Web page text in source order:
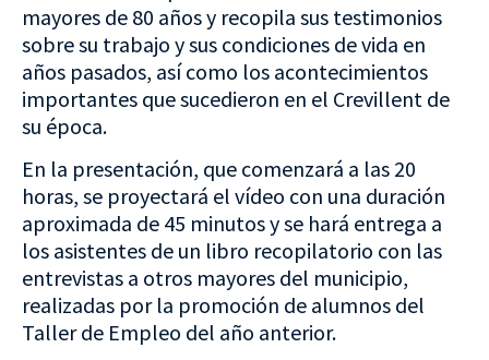
mayores de 80 años y recopila sus testimonios
sobre su trabajo y sus condiciones de vida en
años pasados, así como los acontecimientos
importantes que sucedieron en el Crevillent de
su época.
En la presentación, que comenzará a las 20
horas, se proyectará el vídeo con una duración
aproximada de 45 minutos y se hará entrega a
los asistentes de un libro recopilatorio con las
entrevistas a otros mayores del municipio,
realizadas por la promoción de alumnos del
Taller de Empleo del año anterior.